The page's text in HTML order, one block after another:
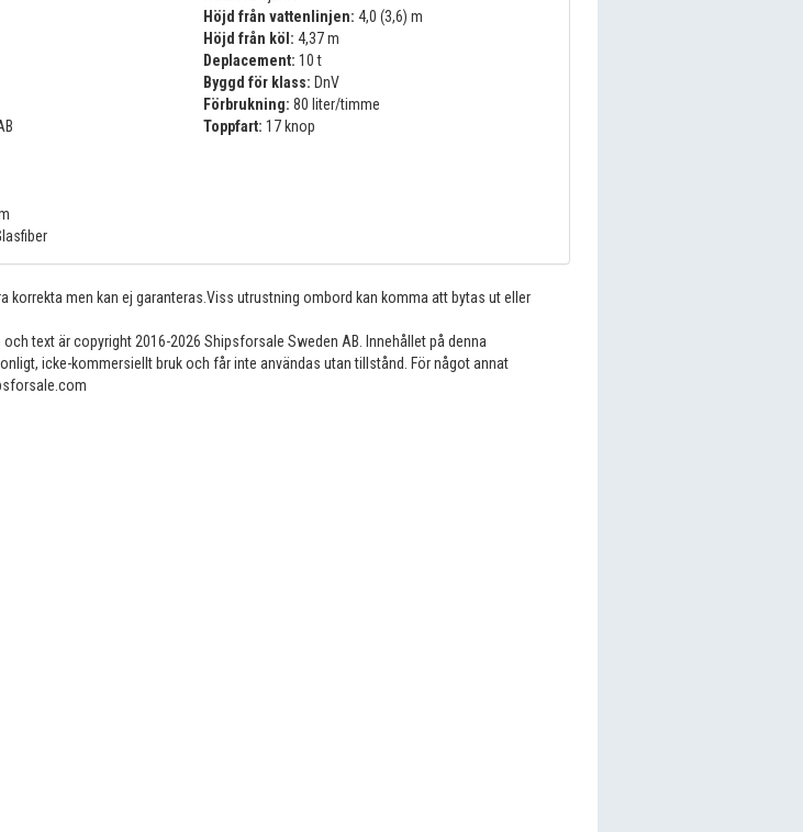
Höjd från vattenlinjen: 4,0 (3,6) m
Höjd från köl: 4,37 m
Deplacement: 10 t
Byggd för klass: DnV
Förbrukning: 80 liter/timme
Toppfart: 17 knop
korrekta men kan ej garanteras.Viss utrustning ombord kan komma att bytas ut eller
text är copyright 2016-2026 Shipsforsale Sweden AB. Innehållet på denna
icke-kommersiellt bruk och får inte användas utan tillstånd. För något annat